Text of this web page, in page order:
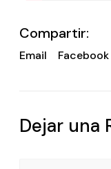
Compartir:
Email Facebook
Dejar una